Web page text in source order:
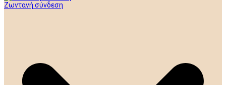
Ζωντανή σύνδεση